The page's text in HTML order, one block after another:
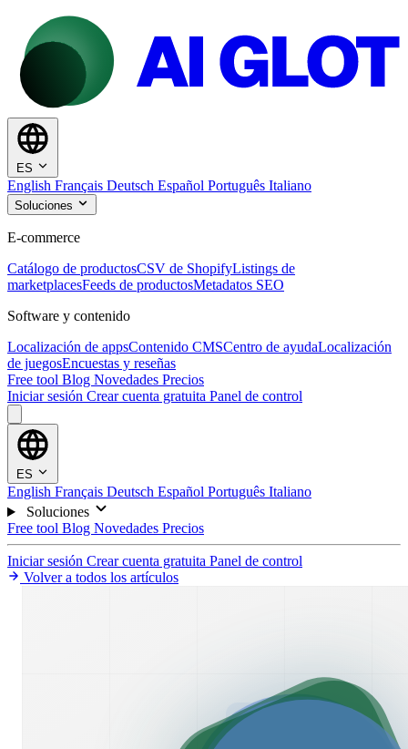
ES
English Français Deutsch Español Português Italiano
Soluciones
E-commerce
Catálogo de productosCSV de ShopifyListings de
marketplacesFeeds de productosMetadatos SEO
Software y contenido
Localización de appsContenido CMSCentro de ayudaLocalización
de juegosEncuestas y reseñas
Free tool Blog Novedades Precios
Iniciar sesión Crear cuenta gratuita Panel de control
ES
English Français Deutsch Español Português Italiano
Soluciones
Free tool Blog Novedades Precios
Iniciar sesión Crear cuenta gratuita Panel de control
Volver a todos los artículos